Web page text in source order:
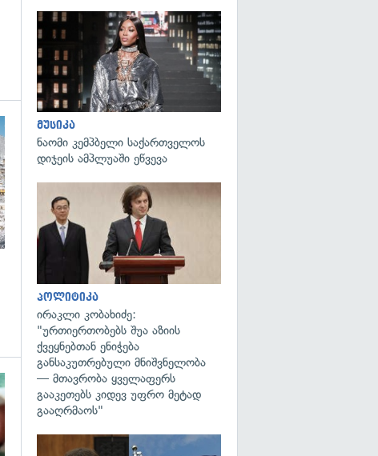
მუსიკა
ნაომი კემპბელი საქართველოს
დიჯეის ამპლუაში ეწვევა
პოლიტიკა
ირაკლი კობახიძე:
"ურთიერთობებს შუა აზიის
ქვეყნებთან ენიჭება
განსაკუთრებული მნიშვნელობა
— მთავრობა ყველაფერს
გააკეთებს კიდევ უფრო მეტად
გააღრმაოს"